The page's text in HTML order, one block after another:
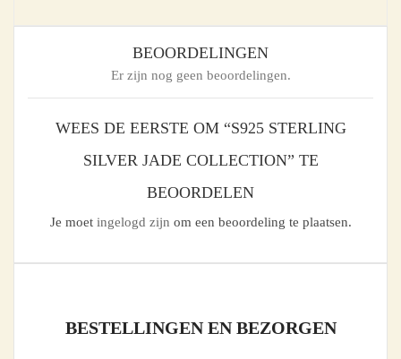
BEOORDELINGEN
Er zijn nog geen beoordelingen.
WEES DE EERSTE OM “S925 STERLING
SILVER JADE COLLECTION” TE
BEOORDELEN
Je moet ingelogd zijn om een beoordeling te plaatsen.
BESTELLINGEN EN BEZORGEN